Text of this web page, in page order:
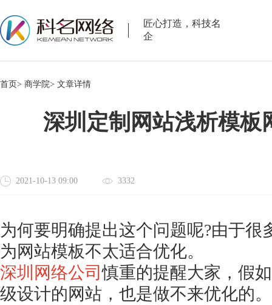
匠心打造，科技名
企
首页> 商学院> 文章详情
深圳定制网站浅析模板
2021-10-13 09:00 3332
为何要明确提出这个问题呢?由于很
为网站模板不太适合优化。
深圳 网络公司慎重的提醒大家，假
级设计的网站，也是做不来优化的